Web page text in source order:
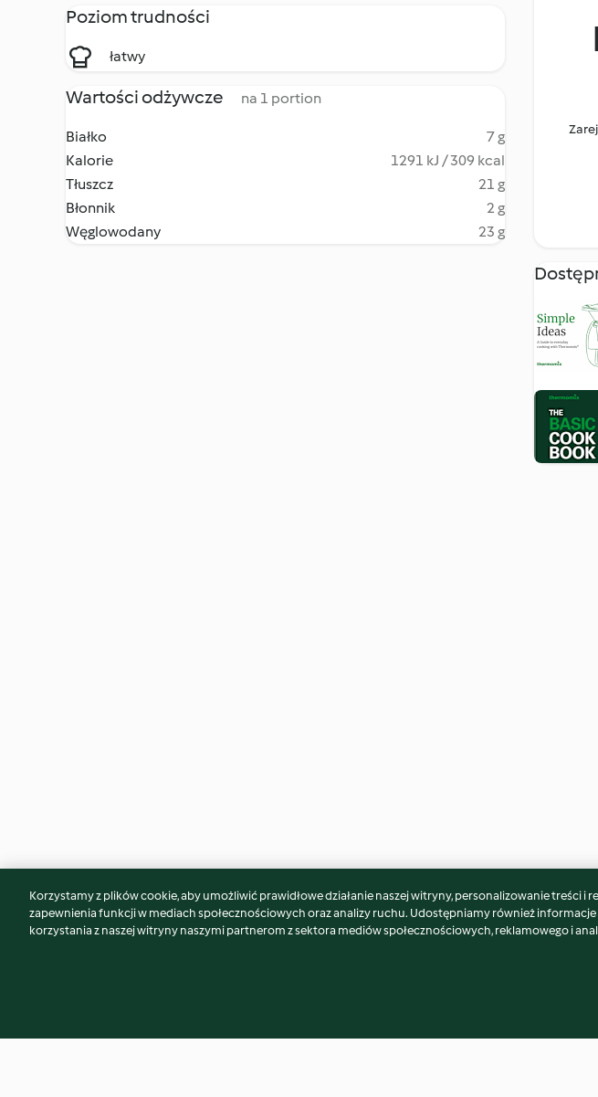
Poziom trudności
łatwy
Wartości odżywcze na 1 portion
Białko
7 g
Kalorie
1291 kJ / 309 kcal
Tłuszcz
21 g
Błonnik
2 g
Węglowodany
23 g
Może spodoba Ci się również...
Korzystamy z plików cookie, aby umożliwić prawidłowe działanie naszej witryny, personalizowanie treści i
zapewnienia funkcji w mediach społecznościowych oraz analizy ruchu. Udostępniamy również
korzystania z naszej witryny naszymi partnerom z sektora mediów społecznościowych, reklamowego i